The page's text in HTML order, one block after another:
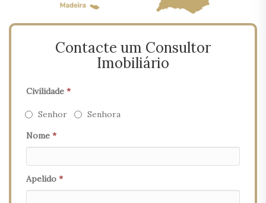
Contacte um Consultor
Imobiliário
Civilidade *
Senhor
Senhora
Nome *
Apelido *